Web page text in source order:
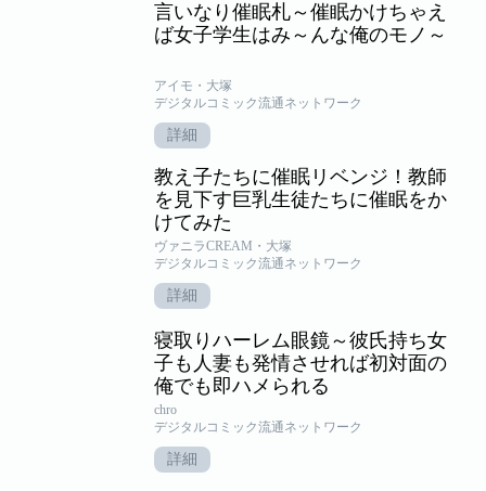
言いなり催眠札～催眠かけちゃえ
ば女子学生はみ～んな俺のモノ～
アイモ・大塚
デジタルコミック流通ネットワーク
詳細
教え子たちに催眠リベンジ！教師
を見下す巨乳生徒たちに催眠をか
けてみた
ヴァニラCREAM・大塚
デジタルコミック流通ネットワーク
詳細
寝取りハーレム眼鏡～彼氏持ち女
子も人妻も発情させれば初対面の
俺でも即ハメられる
chro
デジタルコミック流通ネットワーク
詳細